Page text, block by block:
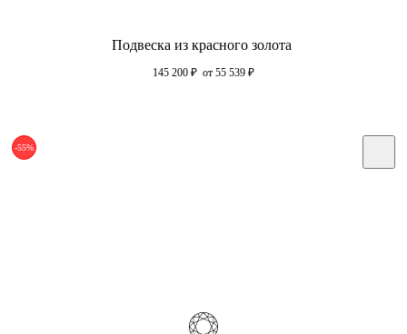
Подвеска из красного золота
145 200 ₽ от 55 539 ₽
-55%